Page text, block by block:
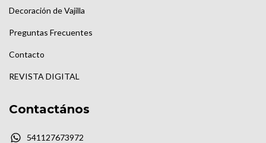
Decoración de Vajilla
Preguntas Frecuentes
Contacto
REVISTA DIGITAL
Contactános
541127673972